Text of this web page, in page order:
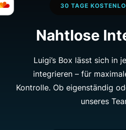
Kundenzufriedenheit zu
Jana
Development
30 TAGE
Nahtlose
Luigi’s Box lässt sich in
integrieren – für
Kontrolle. Ob eigenständig
unseres